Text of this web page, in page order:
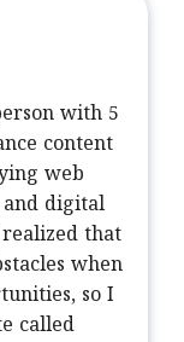
with 5
content
web
and digital
that
when
so I
called